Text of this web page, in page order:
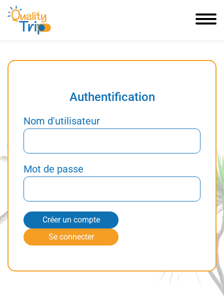
Authentification
Nom d'utilisateur
Mot de passe
Créer un compte
Se connecter